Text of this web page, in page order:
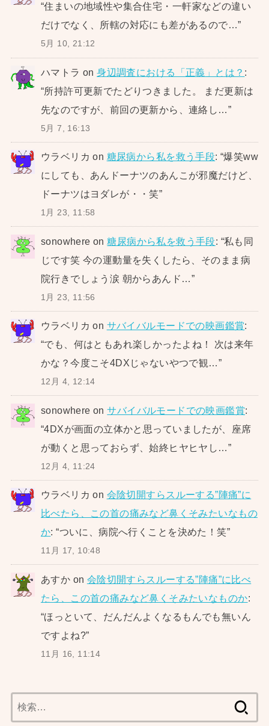
“住まいの地域性や集合住宅・一軒家などの違い
だけでなく、所轄の対応にも差があるので…”
5月 10, 21:12
ハマトラ on身辺調査における「正義」とは？ :
“所持許可更新でたどりつきました。 まだ更新は
先なのですが、前回の更新から、連絡し…”
5月 7, 16:13
ウラベリカ on 糖尿病から私を救う手段: “爆笑ww
にしても、あんドーナツのあんこが邪魔だけど、
ドーナツはヨダレが・・笑”
1月 23, 11:58
sonowhere on糖尿病から私を救う手段: “私も同
じです笑 今の運動量を失くしたら、そのまま病
院行きでしょう涙 朝からあんド…”
1月 23, 11:56
ウラベリカ on サバイバルモードでの映画鑑賞:
“でも、何はともあれ楽しかったよね！ 次は来年
かな？今度こそ4DXじゃないやつで観…”
12月 4, 12:14
sonowhere onサバイバルモードでの映画鑑賞:
“4DXが画面の立体かと思っていましたが、座席
が動くと思っておらず、始終ヒヤヒヤし…”
12月 4, 11:24
ウラベリカ on 会陰切開すらスルーする”陣痛”に
比べたら、この首の痛みなど鼻くそみたいなもの
か: “ついに、病院へ行くことを決めた！笑”
11月 17, 10:48
あすか on 会陰切開すらスルーする”陣痛”に比べ
たら、この首の痛みなど鼻くそみたいなものか:
“ほっといて、だんだんよくなるもんでも無いん
ですよね?”
11月 16, 11:14
索: